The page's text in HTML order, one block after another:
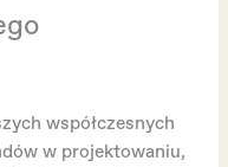
współczesnych
w projektowaniu,